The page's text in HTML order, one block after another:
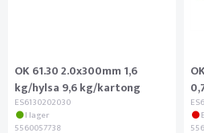
OK 61.30 2.0x300mm 1,6
kg/hylsa 9,6 kg/kartong
ES6130202030
I lager
5560057738